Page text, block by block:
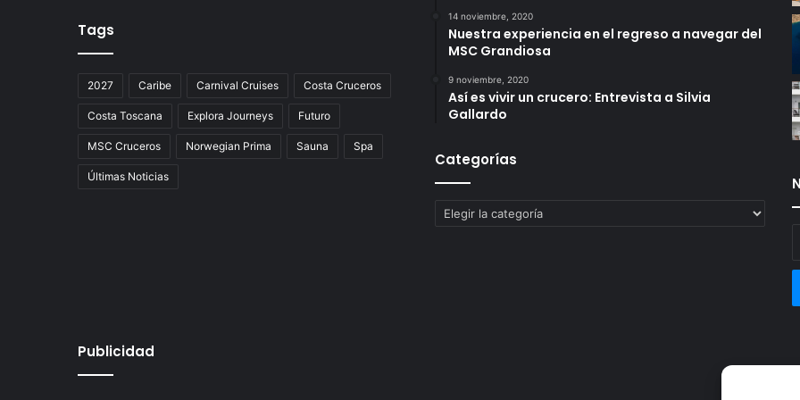
Tags
2027 Caribe Carnival Cruises Costa Cruceros
Costa Toscana Explora Journeys Futuro
MSC Cruceros Norwegian Prima Sauna Spa
Últimas Noticias
14 noviembre, 2020
Nuestra experiencia en el regreso a navegar del
MSC Grandiosa
9 noviembre, 2020
Así es vivir un crucero: Entrevista a Silvia
Gallardo
Categorías
Categorías
Publicidad